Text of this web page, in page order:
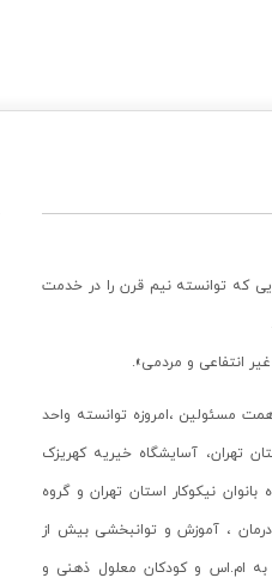
که توانسته نیم قرن را در خدمت
انتفاعی و مردمی».
مسئولین ،امروزه توانسته واحد
تهران، آسایشگاه خیریه کهریزک
بانوان نیکوکار استان تهران و گروه
درمان ، آموزش و توانبخشی بیش از
به ام.اس و کودکان معلول ذهنی و